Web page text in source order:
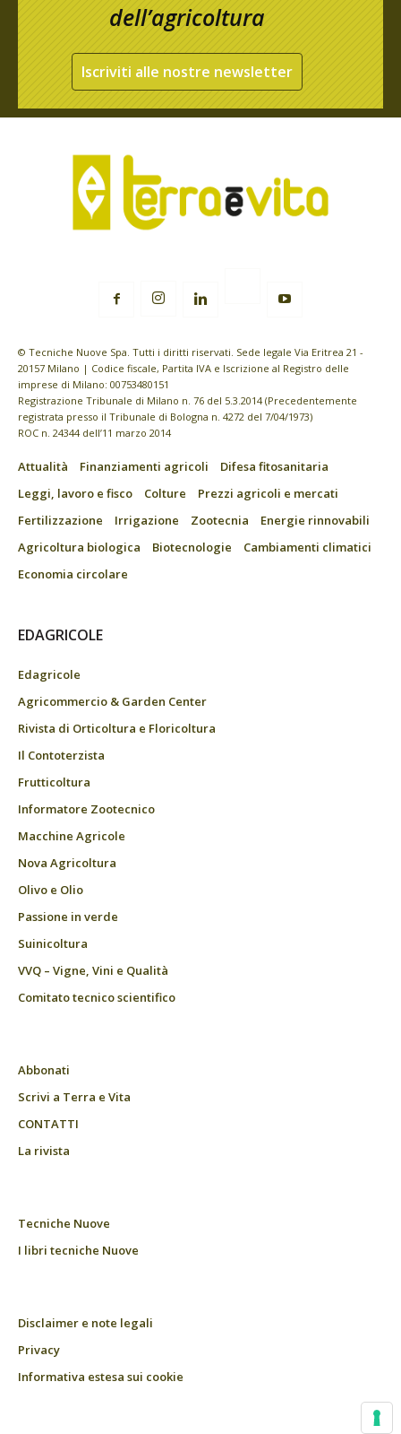
dell’agricoltura
Iscriviti alle nostre newsletter
© Tecniche Nuove Spa. Tutti i diritti riservati. Sede legale Via Eritrea 21 -
20157 Milano | Codice fiscale, Partita IVA e Iscrizione al Registro delle
imprese di Milano: 00753480151
Registrazione Tribunale di Milano n. 76 del 5.3.2014 (Precedentemente
registrata presso il Tribunale di Bologna n. 4272 del 7/04/1973)
ROC n. 24344 dell’11 marzo 2014
Attualità Finanziamenti agricoli
Difesa fitosanitaria
Leggi, lavoro e fisco
Colture
Prezzi agricoli e mercati
Fertilizzazione
Irrigazione Zootecnia
Energie rinnovabili
Agricoltura biologica
Biotecnologie
Cambiamenti climatici
Economia circolare
EDAGRICOLE
Edagricole
Agricommercio & Garden Center
Rivista di Orticoltura e Floricoltura
Il Contoterzista
Frutticoltura
Informatore Zootecnico
Macchine Agricole
Nova Agricoltura
Olivo e Olio
Passione in verde
Suinicoltura
VVQ – Vigne, Vini e Qualità
Comitato tecnico scientifico
Abbonati
Scrivi a Terra e Vita
CONTATTI
La rivista
Tecniche Nuove
I libri tecniche Nuove
Disclaimer e note legali
Privacy
Informativa estesa sui cookie